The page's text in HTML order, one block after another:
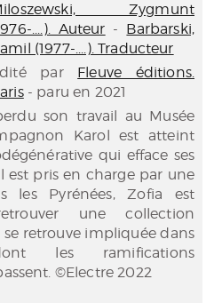
Zygmunt
....). Auteur - Barbarski,
(1977-....). Traducteur
par Fleuve éditions.
- paru en 2021
son travail au Musée
Karol est atteint
qui efface ses
est pris en charge par une
les Pyrénées, Zofia est
une collection
se retrouve impliquée dans
les ramifications
©Electre 2022